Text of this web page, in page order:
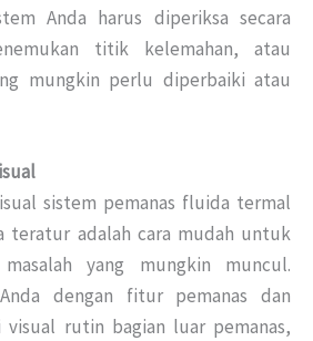
Anda harus diperiksa secara
titik kelemahan, atau
mungkin perlu diperbaiki atau
sistem pemanas fluida termal
teratur adalah cara mudah untuk
yang mungkin muncul.
dengan fitur pemanas dan
visual rutin bagian luar pemanas,